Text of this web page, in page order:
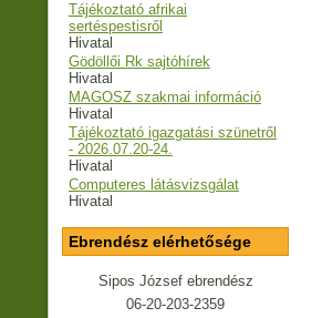
Tájékoztató afrikai
sertéspestisről
Hivatal
Gödöllői Rk sajtóhírek
Hivatal
MAGOSZ szakmai információ
Hivatal
Tájékoztató igazgatási szünetről
- 2026.07.20-24.
Hivatal
Computeres látásvizsgálat
Hivatal
Ebrendész elérhetősége
Sipos József ebrendész
06-20-203-2359